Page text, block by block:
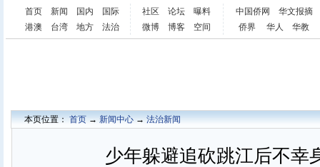
首页 新闻 国内
国际
港澳
台湾 地方 法治
社区 论坛
曝料
微博
博客 空间
中国侨网
华文报摘
侨界
华人 华教
本页位置：首页→新闻中心→法治新闻
少年躲避追砍跳江后不幸